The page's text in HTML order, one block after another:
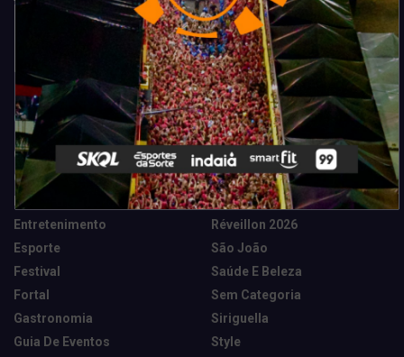
Categorias
Camarote Vip Junino
Cidade
Destaques
Entretenimento
Esporte
Festival
Fortal
Gastronomia
Guia De Eventos
Marketing E Negócios
Música
News Tech
Réveillon 2026
São João
Saúde E Beleza
Sem Categoria
Siriguella
Style